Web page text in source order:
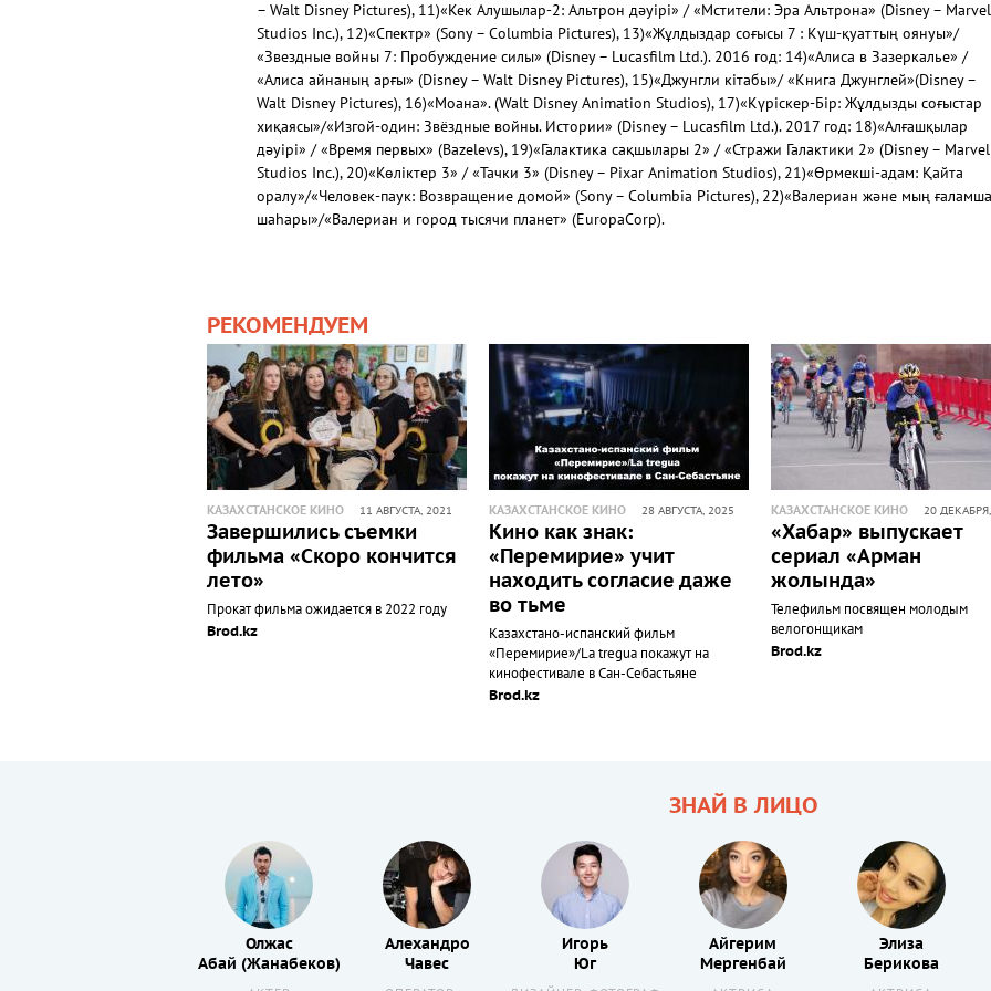
– Walt Disney Pictures), 11)«Кек Алушылар-2: Альтрон дәуірі» / «Мстители: Эра Альтрона» (Disney – Marvel
Studios Inc.), 12)«Спектр» (Sony – Columbia Pictures), 13)«Жұлдыздар соғысы 7 : Күш-қуаттың оянуы»/
«Звездные войны 7: Пробуждение силы» (Disney – Lucasfilm Ltd.). 2016 год: 14)«Алиса в Зазеркалье» /
«Алиса айнаның арғы» (Disney – Walt Disney Pictures), 15)«Джунгли кітабы»/ «Книга Джунглей»(Disney –
Walt Disney Pictures), 16)«Моана». (Walt Disney Animation Studios), 17)«Күріскер-Бір: Жұлдызды соғыстар
хиқаясы»/«Изгой-один: Звёздные войны. Истории» (Disney – Lucasfilm Ltd.). 2017 год: 18)«Алғашқылар
дәуірі» / «Время первых» (Bazelevs), 19)«Галактика сақшылары 2» / «Стражи Галактики 2» (Disney – Marvel
Studios Inc.), 20)«Көліктер 3» / «Тачки 3» (Disney – Pixar Animation Studios), 21)«Өрмекші-адам: Қайта
оралу»/«Человек-паук: Возвращение домой» (Sony – Columbia Pictures), 22)«Валериан және мың
шаһары»/«Валериан и город тысячи планет» (EuropaCorp).
РЕКОМЕНДУЕМ
КАЗАХСТАНСКОЕ КИНО 11 АВГУСТА, 2021
Завершились съемки
фильма «Скоро кончится
лето»
Прокат фильма ожидается в 2022 году
Brod.kz
КАЗАХСТАНСКОЕ КИНО 28 АВГУСТА, 2025
Кино как знак:
«Перемирие» учит
находить согласие даже
во тьме
Казахстано-испанский фильм
«Перемирие»/La tregua покажут на
кинофестивале в Сан-Себастьяне
Brod.kz
КАЗАХСТАНСКОЕ КИНО 20
«Хабар» выпускает
сериал «Арман
жолында»
Телефильм посвящен молодым
велогонщикам
Brod.kz
ЗНАЙ В ЛИЦО
Олжас
Абай (Жанабеков)
Алехандро
Чавес
Игорь
Юг
Айгерим
Мергенбай
Элиза
Берикова